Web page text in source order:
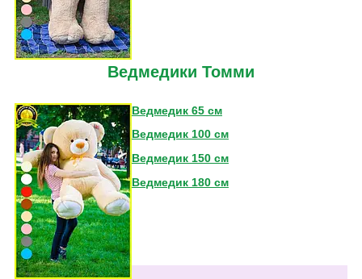
Ведмедики Томми
Ведмедик 65 см
Ведмедик 100 см
Ведмедик 150 см
Ведмедик 180 см